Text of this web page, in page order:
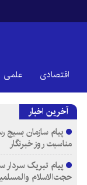
اقتصادی علمی
آخرین اخبار
پیام سازمان بسیج
مناسبت روز خبرنگار
پیام تبریک سردار
حجت‌الاسلام